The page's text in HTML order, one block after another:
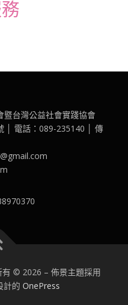
暨台灣公益社會實踐協會
│ 電話：089-235140 │ 傳
有 © 2026 – 佈景主題採用
計的 OnePress